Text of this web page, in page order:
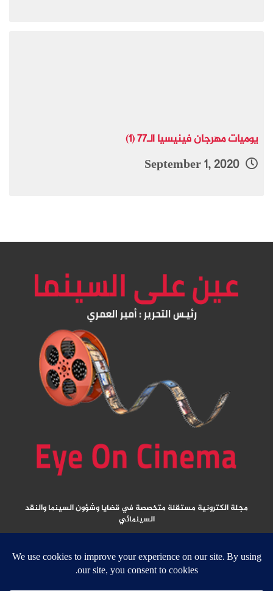
يوميات مهرجان فينيسيا الـ77 (1)
مجلة الكترونية مستقلة متخصصة في قضايا وشؤون السينما والنقد
السينمائي
جميع الحقوق محفوظة ولا يسمح بإعادة نشر أي مادة من المواد المنشورة في هذا